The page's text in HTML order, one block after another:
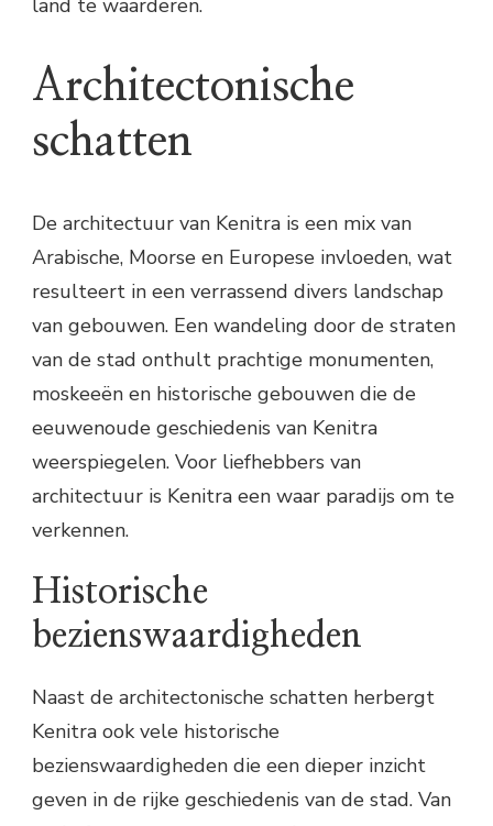
land te waarderen.
Architectonische
schatten
De architectuur van Kenitra is een mix van
Arabische, Moorse en Europese invloeden, wat
resulteert in een verrassend divers landschap
van gebouwen. Een wandeling door de straten
van de stad onthult prachtige monumenten,
moskeeën en historische gebouwen die de
eeuwenoude geschiedenis van Kenitra
weerspiegelen. Voor liefhebbers van
architectuur is Kenitra een waar paradijs om te
verkennen.
Historische
bezienswaardigheden
Naast de architectonische schatten herbergt
Kenitra ook vele historische
bezienswaardigheden die een dieper inzicht
geven in de rijke geschiedenis van de stad. Van